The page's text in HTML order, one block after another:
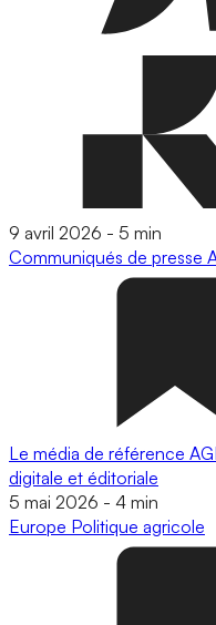
9 avril 2026 - 5 min
Communiqués de presse
Le média de référence
digitale et éditoriale
5 mai 2026 - 4 min
Europe Politique agricole